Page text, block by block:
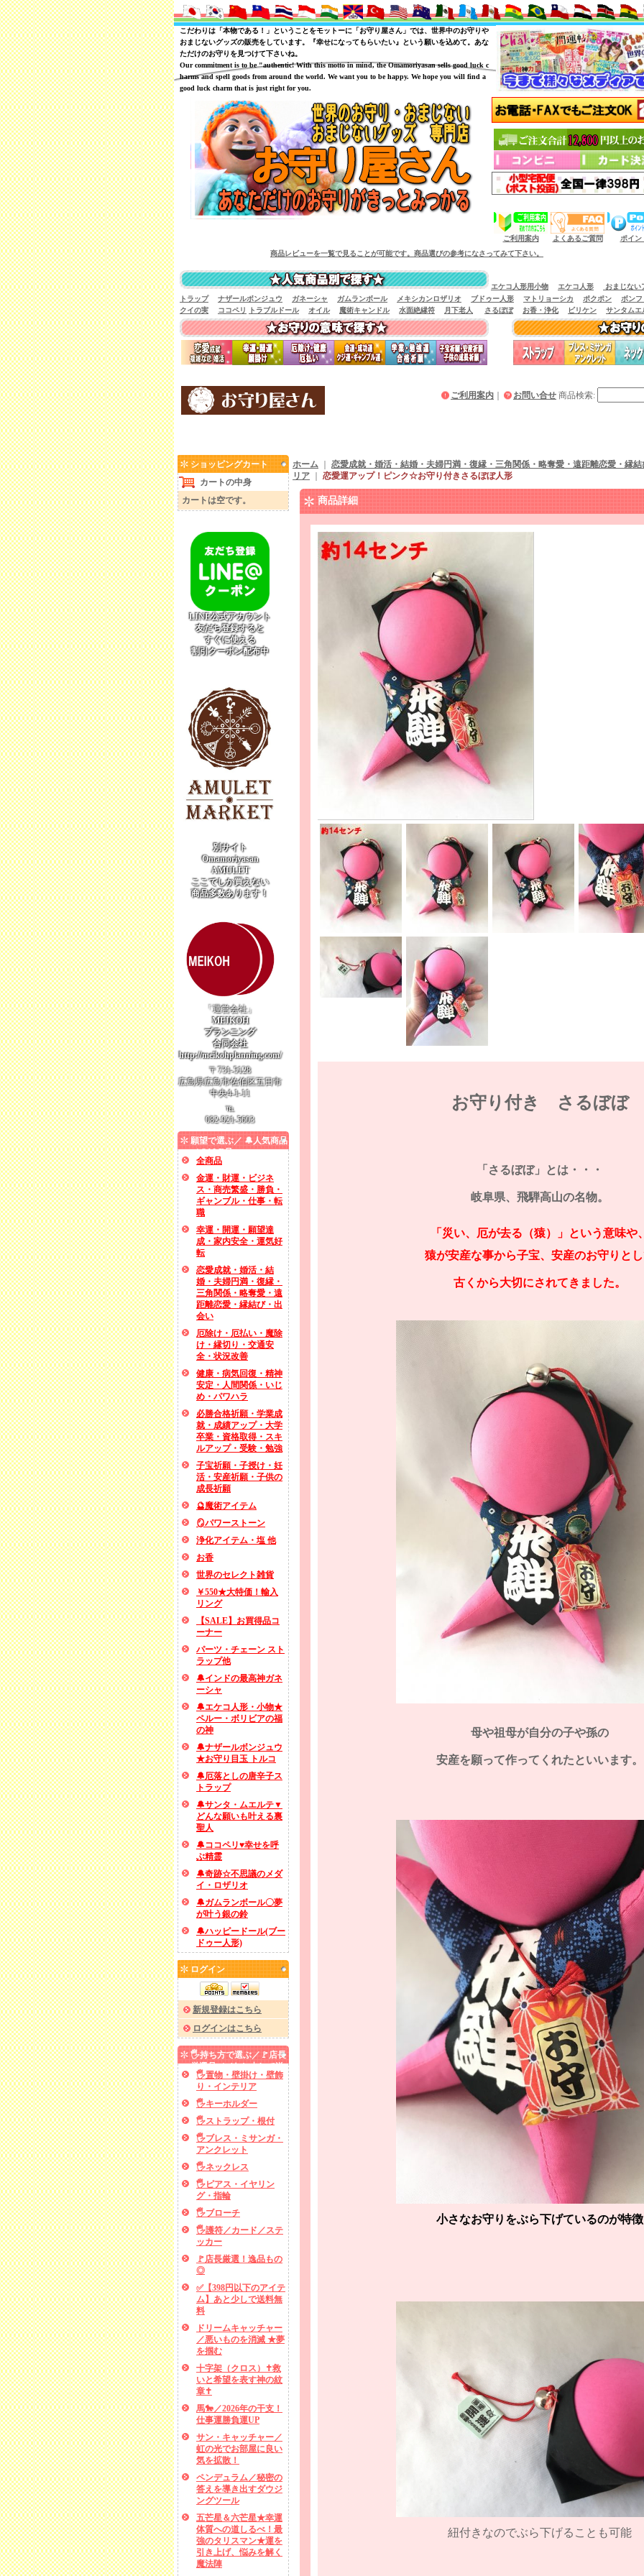
こだわりは「本物である！」ということをモットーに「お守り屋さん」では、世界中のお守りや
おまじないグッズの販売をしています。『幸せになってもらいたい』という願いを込めて。あな
ただけのお守りを見つけて下さいね。
Our commitment is to be "authentic! With this motto in mind, the Omamoriyasan sells good luck c
harms and spell goods from around the world. We want you to be happy. We hope you will find a
good luck charm that is just right for you.
ご利用案内 よくあるご質問
ポイン
商品レビューを一覧で見ることが可能です。商品選びの参考になさってみて下さい。
エケコ人形用小物 エケコ人形
おまじない
トラップ
ナザールボンジュウ ガネーシャ ガムランボール メキシカンロザリオ ブドゥー人形 マトリョーシカ ポクポン
ボン
クイの実
ココペリ トラブルドール オイル 魔術キャンドル 水面絶縁符 月下老人 さるぼぼ お香・浄化 ビリケン サンタムエ
ご利用案内 お問い合せ 商品検索:
ショッピングカート
カートの中身
カートは空です。
LINE公式アカウント
友だち登録すると
すぐに使える
割引クーポン配布中
別サイト
Omamoriyasan
AMULET
ここでしか買えない
商品多数あります！
「運営会社」
MEIKOH
プランニング
合同会社
http://meikohplanning.com/
〒731-5128
広島県広島市佐伯区五日市
中央4-1-11
℡
082-921-5603
願望で選ぶ／ 🔔人気商品
／ SALE品
全商品
金運・財運・ビジネ
ス・商売繁盛・勝負・
ギャンブル・仕事・転
職
幸運・開運・願望達
成・家内安全・運気好
転
恋愛成就・婚活・結
婚・夫婦円満・復縁・
三角関係・略奪愛・遠
距離恋愛・縁結び・出
会い
厄除け・厄払い・魔除
け・縁切り・交通安
全・状況改善
健康・病気回復・精神
安定・人間関係・いじ
め・パワハラ
必勝合格祈願・学業成
就・成績アップ・大学
卒業・資格取得・スキ
ルアップ・受験・勉強
子宝祈願・子授け・妊
活・安産祈願・子供の
成長祈願
🔮魔術アイテム
🪞パワーストーン
浄化アイテム・塩 他
お香
世界のセレクト雑貨
￥550★大特価！輸入
リング
【SALE】お買得品コ
ーナー
パーツ・チェーン スト
ラップ他
🔔インドの最高神ガネ
ーシャ
🔔エケコ人形・小物★
ペルー・ボリビアの福
の神
🔔ナザールボンジュウ
★お守り目玉 トルコ
🔔厄落としの唐辛子ス
トラップ
🔔サンタ・ムエルテ▼
どんな願いも叶える裏
聖人
🔔ココペリ♥幸せを呼
ぶ精霊
🔔奇跡☆不思議のメダ
イ・ロザリオ
🔔ガムランボール〇夢
が叶う銀の鈴
🔔ハッピードール(ブー
ドゥー人形)
ログイン
新規登録はこちら
ログインはこちら
🖐️持ち方で選ぶ／🚩店長
厳選品／✅あと少しで送
料無料
🖐️置物・壁掛け・壁飾
り・インテリア
🖐️キーホルダー
🖐️ストラップ・根付
🖐️ブレス・ミサンガ・
アンクレット
🖐️ネックレス
🖐️ピアス・イヤリン
グ・指輪
🖐️ブローチ
🖐️護符／カード／ステ
ッカー
🚩店長厳選！逸品もの
◎
✅【398円以下のアイテ
ム】あと少しで送料無
料
ドリームキャッチャー
／悪いものを消滅 ★夢
を掴む
十字架（クロス）✝救
いと希望を表す神の紋
章✝
馬🐎／2026年の干支！
仕事運勝負運UP
サン・キャッチャー／
虹の光でお部屋に良い
気を拡散！
ペンデュラム／秘密の
答えを導き出すダウジ
ングツール
五芒星＆六芒星★幸運
体質への道しるべ！最
強のタリスマン★運を
引き上げ、悩みを解く
魔法陣
ホーム
恋愛成就・婚活・結婚・夫婦円満・復縁・三角関係・略奪愛・遠距離恋愛・縁
リア
恋愛運アップ！ピンク☆お守り付きさるぼぼ人形
商品詳細
お守り付き さるぼぼ
「さるぼぼ」とは・・・
岐阜県、飛騨高山の名物。
「災い、厄が去る（猿）」という意味や
猿が安産な事から子宝、安産のお守りと
古くから大切にされてきました。
母や祖母が自分の子や孫の
安産を願って作ってくれたといいます。
小さなお守りをぶら下げているのが特徴
紐付きなのでぶら下げることも可能